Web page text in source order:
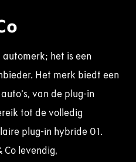
automerk; het is een
Het merk biedt een
van de plug-in
tot de volledig
plug-in hybride 01.
Co levendig,